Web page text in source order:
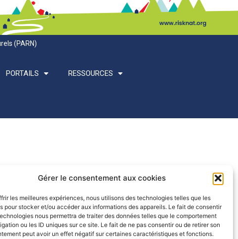
Gérer le consentement aux cookies
les meilleures expériences, nous utilisons des technologies telles que les
pour stocker et/ou accéder aux informations des appareils. Le fait de consentir
nous permettra de traiter des données telles que le comportement
ou les ID uniques sur ce site. Le fait de ne pas consentir ou de retirer son
peut avoir un effet négatif sur certaines caractéristiques et fonctions.
(PARN)
PORTAILS RESSOURCES